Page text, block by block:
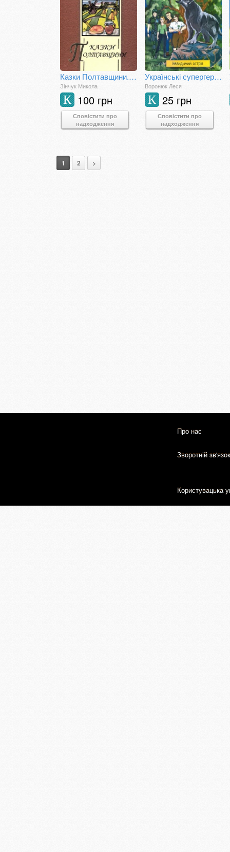
Казки Полтавщини. Книга 37
Зінчук Микола
100 грн
К
Сповістити про
надходження
Українські супергерої. "Невидимий острів".Випуск 2
Воронюк Леся
25 грн
К
Сповістити про
надходження
1 2 >
Про нас
Зворотній зв'язок
Користувацька